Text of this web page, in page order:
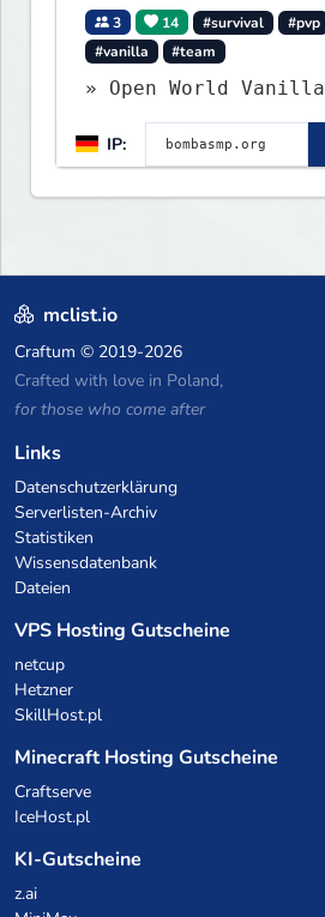
3 14 #survival #pvp
#vanilla
#team
» Open World Vanilla
IP:
mclist.io
Craftum © 2019-2026
Crafted with love in Poland,
for those who come after
Links
Datenschutzerklärung
Serverlisten-Archiv
Statistiken
Wissensdatenbank
Dateien
VPS Hosting Gutscheine
netcup
Hetzner
SkillHost.pl
Minecraft Hosting Gutscheine
Craftserve
IceHost.pl
KI-Gutscheine
z.ai